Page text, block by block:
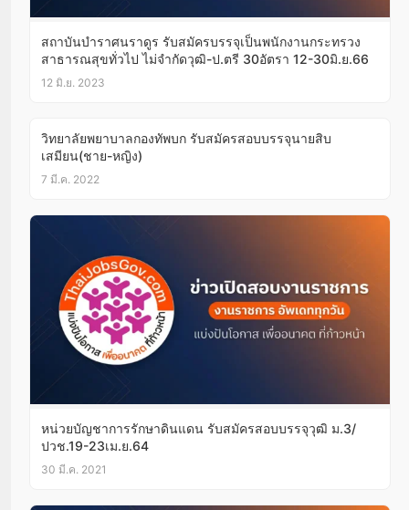
สถาบันบำราศนราดูร รับสมัครบรรจุเป็นพนักงานกระทรวง
สาธารณสุขทั่วไป ไม่จำกัดวุฒิ-ป.ตรี 30อัตรา 12-30มิ.ย.66
12 มิ.ย. 2023
วิทยาลัยพยาบาลกองทัพบก รับสมัครสอบบรรจุนายสิบ
เสมียน(ชาย-หญิง)
7 มี.ค. 2022
หน่วยบัญชาการรักษาดินแดน รับสมัครสอบบรรจุวุฒิ ม.3/
ปวช.19-23เม.ย.64
30 มี.ค. 2021